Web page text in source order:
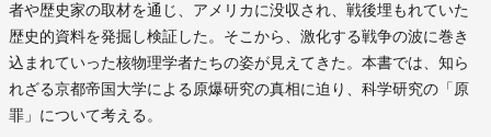
者や歴史家の取材を通じ、アメリカに没収され、戦後埋もれていた
歴史的資料を発掘し検証した。そこから、激化する戦争の波に巻き
込まれていった核物理学者たちの姿が見えてきた。本書では、知ら
れざる京都帝国大学による原爆研究の真相に迫り、科学研究の「原
罪」について考える。